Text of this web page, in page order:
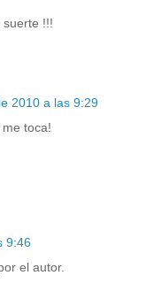
suerte !!!
2010 a las 9:29
toca!
9:46
el autor.